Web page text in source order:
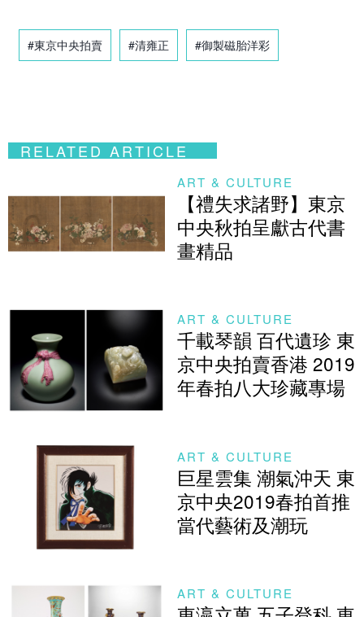
#東京中央拍賣 #清雍正 #御製磁胎洋彩
RELATED ARTICLE
ART & CULTURE
【禮失求諸野】東京
中央秋拍呈獻古代書
畫精品
ART & CULTURE
千載琴韻 百代遺珍 東
京中央拍賣香港 2019
年春拍八大珍藏專場
ART & CULTURE
巨星雲集 潮氣沖天 東
京中央2019春拍首推
當代藝術及潮玩
ART & CULTURE